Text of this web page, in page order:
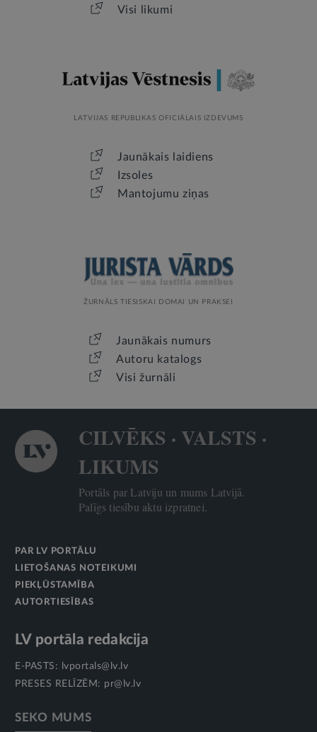
Visi likumi
LATVIJAS REPUBLIKAS OFICIĀLAIS IZDEVUMS
Jaunākais laidiens
Izsoles
Mantojumu ziņas
ŽURNĀLS TIESISKAI DOMAI UN PRAKSEI
Jaunākais numurs
Autoru katalogs
Visi žurnāli
CILVĒKS · VALSTS ·
LIKUMS
Portāls par Latviju un mums Latvijā.
Palīgs tiesību aktu izpratnei.
PAR LV PORTĀLU
LIETOŠANAS NOTEIKUMI
PIEKĻŪSTAMĪBA
AUTORTIESĪBAS
LV portāla redakcija
E-PASTS:
lvportals@lv.lv
PRESES RELĪZĒM: pr@lv.lv
SEKO MUMS